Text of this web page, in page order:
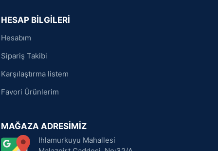
HESAP BİLGİLERİ
Hesabım
Sipariş Takibi
Karşılaştırma listem
Favori Ürünlerim
MAĞAZA ADRESİMİZ
Ihlamurkuyu Mahallesi